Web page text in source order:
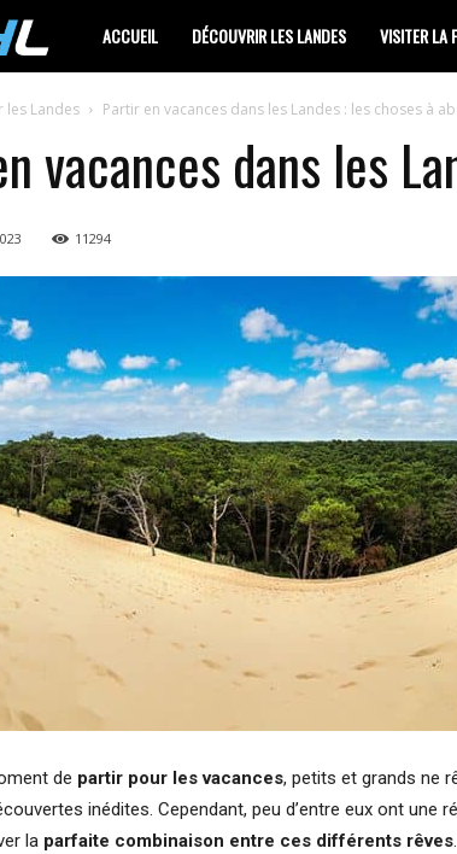
LMHL
ACCUEIL DÉCOUVRIR LES LANDES VISITER LA
les Landes Partir en vacances dans les Landes : les choses à
vacances dans les
11294
de partir pour les vacances, petits et grands ne
inédites. Cependant, peu d’entre eux ont une
la parfaite combinaison entre ces différents rêves